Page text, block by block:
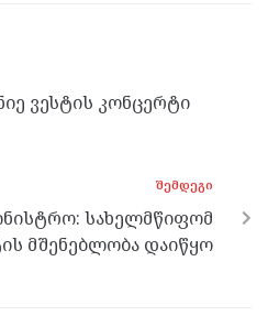
p
p ვესტის კონცერტი
ᲨᲔᲛᲓᲔᲒᲘ
სახელმწიფომ
მშენებლობა დაიწყო